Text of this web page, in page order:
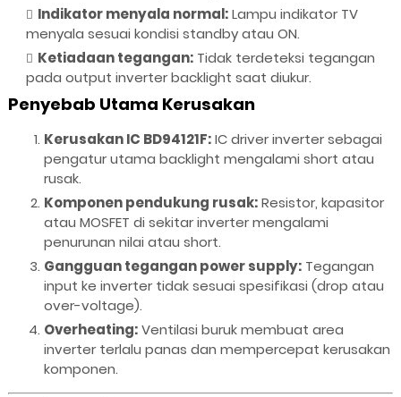
Indikator menyala normal:Lampu indikator TV
menyala sesuai kondisi standby atau ON.
Ketiadaan tegangan:Tidak terdeteksi tegangan
pada output inverter backlight saat diukur.
Penyebab Utama Kerusakan
Kerusakan IC BD94121F:IC driver inverter sebagai
pengatur utama backlight mengalami short atau
rusak.
Komponen pendukung rusak:Resistor, kapasitor
atau MOSFET di sekitar inverter mengalami
penurunan nilai atau short.
Gangguan tegangan power supply:Tegangan
input ke inverter tidak sesuai spesifikasi (drop atau
over-voltage).
Overheating:Ventilasi buruk membuat area
inverter terlalu panas dan mempercepat kerusakan
komponen.